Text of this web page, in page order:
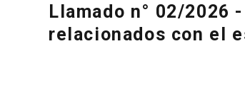
Llamado n° 02/
relacionados con el